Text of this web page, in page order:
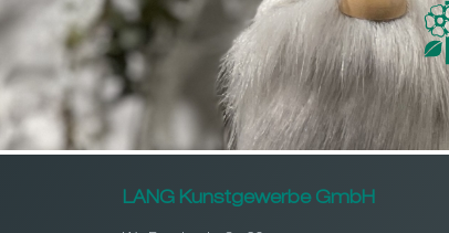
LANG Kunstgewerbe GmbH